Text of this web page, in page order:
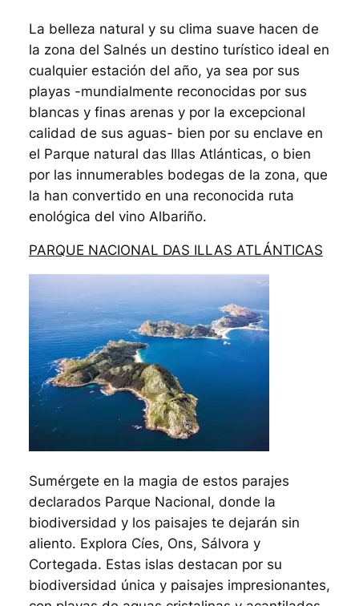
La belleza natural y su clima suave hacen de
la zona del Salnés un destino turístico ideal en
cualquier estación del año, ya sea por sus
playas -mundialmente reconocidas por sus
blancas y finas arenas y por la excepcional
calidad de sus aguas- bien por su enclave en
el Parque natural das Illas Atlánticas, o bien
por las innumerables bodegas de la zona, que
la han convertido en una reconocida ruta
enológica del vino Albariño.
PARQUE NACIONAL DAS ILLAS ATLÁNTICAS
Sumérgete en la magia de estos parajes
declarados Parque Nacional, donde la
biodiversidad y los paisajes te dejarán sin
aliento. Explora Cíes, Ons, Sálvora y
Cortegada. Estas islas destacan por su
biodiversidad única y paisajes impresionantes,